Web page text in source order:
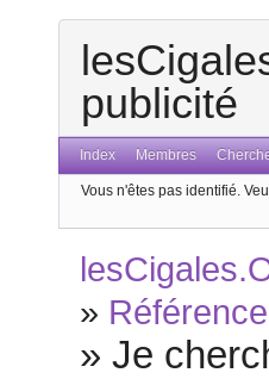
publicité
Index Membres
Vous n'êtes pas identifié.
»
»Je